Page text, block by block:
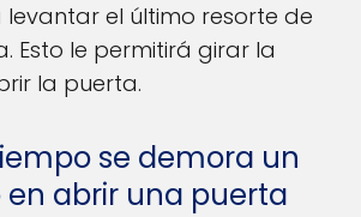
el último resorte de
Esto le permitirá girar la
la puerta.
se demora un
en abrir una puerta